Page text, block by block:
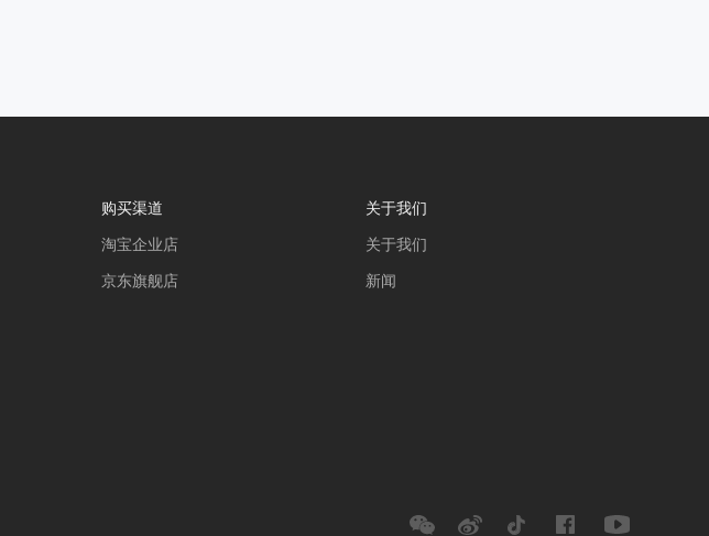
购买渠道
淘宝企业店
京东旗舰店
关于我们
关于我们
新闻